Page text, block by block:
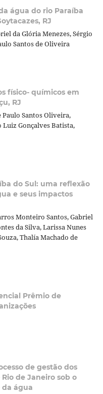
água do rio Paraíba
RJ
da Glória Menezes, Sérgio
Santos de Oliveira
físico- químicos em
RJ
Santos Oliveira,
Gonçalves Batista,
do Sul: uma reflexão
e seus impactos
Monteiro Santos, Gabriel
da Silva, Larissa Nunes
Thalía Machado de
Prêmio de
de gestão dos
de Janeiro sob o
água